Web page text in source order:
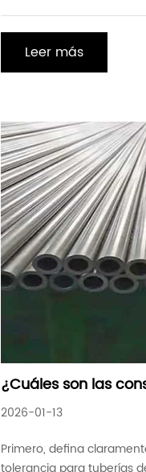
producción de tubos de
comienza con la
Leer más
¿Cuáles son las
para el marcado de
de acero de precisión
2026-01-13
Primero, defina
tolerancia para tuberías